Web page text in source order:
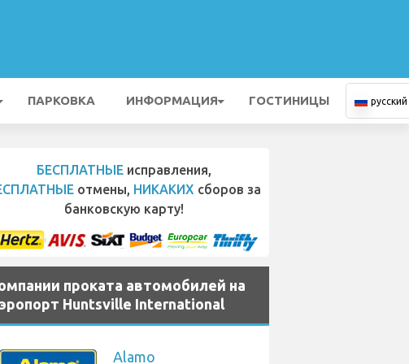
ПАРКОВКА ИНФОРМАЦИЯ ГОСТИНИЦЫ русский
БЕСПЛАТНЫЕ исправления,
отмены, НИКАКИХ сборов за
банковскую карту!
проката автомобилей на
Huntsville International
Alamo